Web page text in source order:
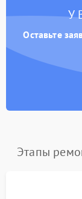
У
Оставьте
Этапы